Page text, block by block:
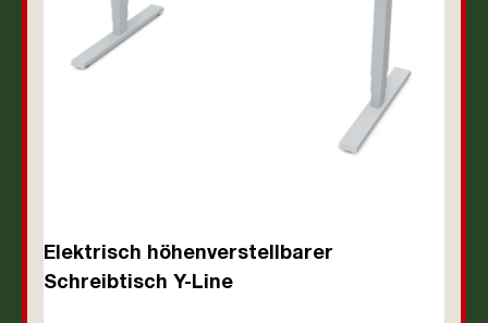
Elektrisch höhenverstellbarer
Schreibtisch Y-Line